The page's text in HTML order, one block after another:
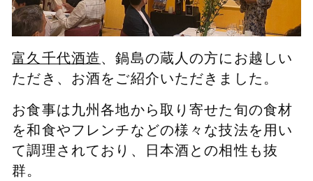
富久千代酒造、鍋島の蔵人の方にお越しい
ただき、お酒をご紹介いただきました。
お食事は九州各地から取り寄せた旬の食材
を和食やフレンチなどの様々な技法を用い
て調理されており、日本酒との相性も抜
群。